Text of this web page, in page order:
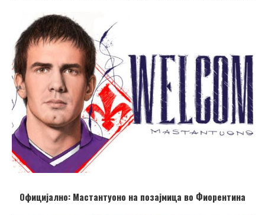
Официјално: Мастантуоно на позајмица во Фиорентина